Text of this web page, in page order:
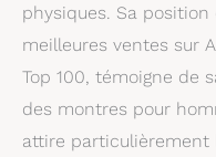
physiques. Sa
meilleures ventes sur
Top 100, témoigne de
des montres pour
attire particulièrement